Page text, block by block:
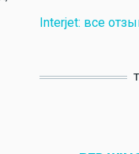
Interjet: все